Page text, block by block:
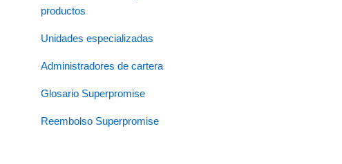
productos
Unidades especializadas
Administradores de cartera
Glosario Superpromise
Reembolso Superpromise